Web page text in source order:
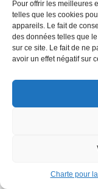
Pour offrir les meilleures
telles que les cookies
appareils. Le fait de
des données telles que
sur ce site. Le fait de ne
avoir un effet négatif sur
Charte pour
© ALL RIGHTS